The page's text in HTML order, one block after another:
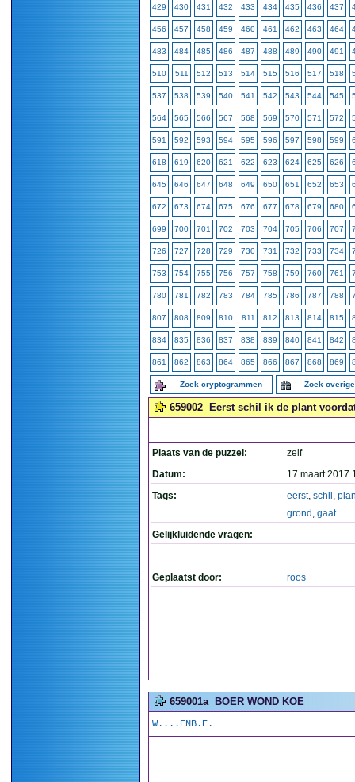
429 430 431 432 433 434 435 436 437
456 457 458 459 460 461 462 463 464
483 484 485 486 487 488 489 490 491
510 511 512 513 514 515 516 517 518
537 538 539 540 541 542 543 544 545
564 565 566 567 568 569 570 571 572
591 592 593 594 595 596 597 598 599
618 619 620 621 622 623 624 625 626
645 646 647 648 649 650 651 652 653
672 673 674 675 676 677 678 679 680
699 700 701 702 703 704 705 706 707
726 727 728 729 730 731 732 733 734
753 754 755 756 757 758 759 760 761
780 781 782 783 784 785 786 787 788
807 808 809 810 811 812 813 814 815
834 835 836 837 838 839 840 841 842
861 862 863 864 865 866 867 868 869
Zoek cryptogrammen Zoek
659002 Eerst schil ik de plant
Plaats van de puzzel:
zelf
Datum:
17 maart 2017
Tags:
eerst, schil ,
grond , gaat
Gelijkluidende vragen:
Geplaatst door: roos
659001a BOER WOND KOE
W....ENB.E.